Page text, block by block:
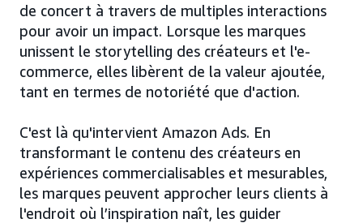
de concert à travers de multiples interactions
pour avoir un impact. Lorsque les marques
unissent le storytelling des créateurs et l'e-
commerce, elles libèrent de la valeur ajoutée,
tant en termes de notoriété que d'action.
C'est là qu'intervient Amazon Ads. En
transformant le contenu des créateurs en
expériences commercialisables et mesurables,
les marques peuvent approcher leurs clients à
l'endroit où l’inspiration naît, les guider